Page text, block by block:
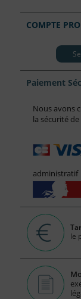
COMPTE
Paiement
Nous avons
la sécurité
administratif
le